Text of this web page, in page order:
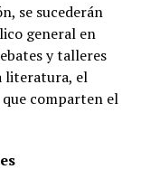
se sucederán
general en
y talleres
literatura, el
comparten el